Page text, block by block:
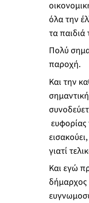
όλα την
τα παιδιά
Πολύ
παροχή.
Και την
ευφορίας
γιατί
Και εγώ
δήμαρχος